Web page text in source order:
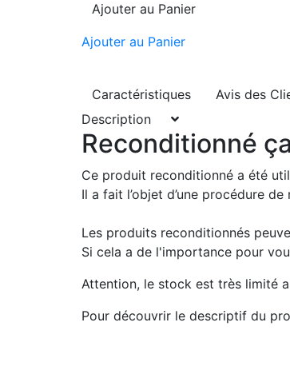
Ajouter au Panier
Ajouter au Panier
Caractéristiques
Avis des
Description
Reconditionné
Ce produit reconditionné a été
Il a fait l’objet d’une procédure
Les produits reconditionnés
Si cela a de l'importance pour
Attention, le stock est très limité
Pour découvrir le descriptif du